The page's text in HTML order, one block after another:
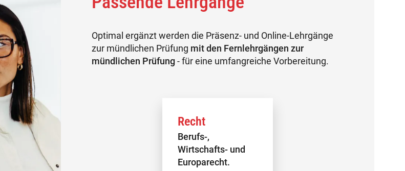
Optimal ergänzt werden die Präsenz- und Online-Lehrgänge
zur mündlichen Prüfung mit den Fernlehrgängen zur
mündlichen Prüfung- für eine umfangreiche Vorbereitung.
Recht
Berufs-,
Wirtschafts- und
Europarecht.